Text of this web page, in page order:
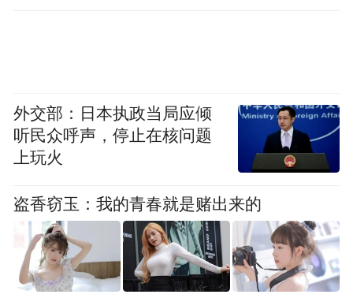
外交部：日本执政当局应倾
听民众呼声，停止在核问题
上玩火
盗香窃玉：我的青春就是赌出来的